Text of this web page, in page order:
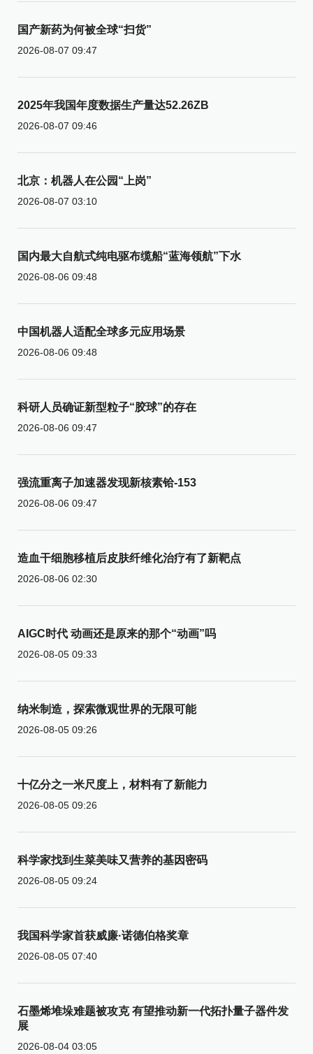
国产新药为何被全球“扫货”
2026-08-07 09:47
2025年我国年度数据生产量达52.26ZB
2026-08-07 09:46
北京：机器人在公园“上岗”
2026-08-07 03:10
国内最大自航式纯电驱布缆船“蓝海领航”下水
2026-08-06 09:48
中国机器人适配全球多元应用场景
2026-08-06 09:48
科研人员确证新型粒子“胶球”的存在
2026-08-06 09:47
强流重离子加速器发现新核素铪-153
2026-08-06 09:47
造血干细胞移植后皮肤纤维化治疗有了新靶点
2026-08-06 02:30
AIGC时代 动画还是原来的那个“动画”吗
2026-08-05 09:33
纳米制造，探索微观世界的无限可能
2026-08-05 09:26
十亿分之一米尺度上，材料有了新能力
2026-08-05 09:26
科学家找到生菜美味又营养的基因密码
2026-08-05 09:24
我国科学家首获威廉·诺德伯格奖章
2026-08-05 07:40
石墨烯堆垛难题被攻克 有望推动新一代拓扑量子器件发
展
2026-08-04 03:05